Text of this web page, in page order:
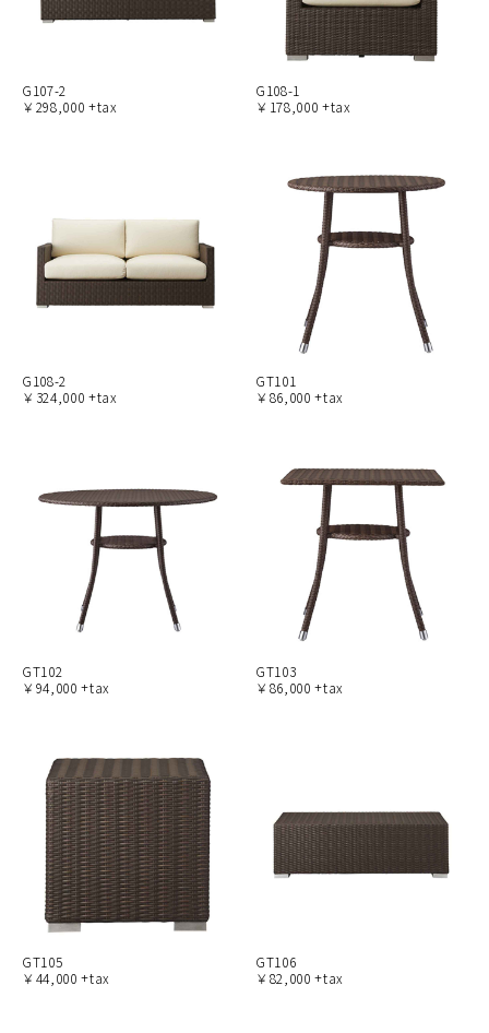
G107-2
￥298,000 +tax
G108-1
￥178,000 +tax
G108-2
￥324,000 +tax
GT101
￥86,000 +tax
GT102
￥94,000 +tax
GT103
￥86,000 +tax
GT105
￥44,000 +tax
GT106
￥82,000 +tax